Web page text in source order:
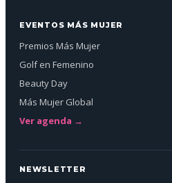
EVENTOS MÁS MUJER
Premios Más Mujer
Golf en Femenino
Beauty Day
Más Mujer Global
Ver agenda →
NEWSLETTER